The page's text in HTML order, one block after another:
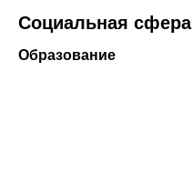
Социальная сфера
Образование